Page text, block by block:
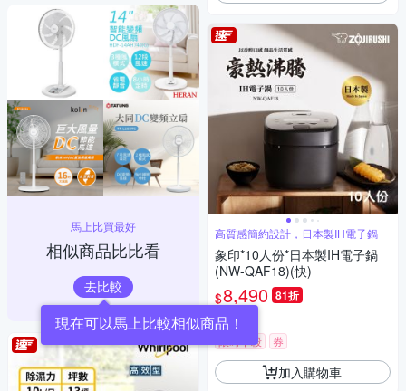
馬上比買最好
相似商品比比看
去比較
高質感簡約設計，日本製IH電子鍋
象印*10人份*日本製IH電子鍋
(NW-QAF18)(快)
$8,490 81折
限時下殺 券
加入購物車